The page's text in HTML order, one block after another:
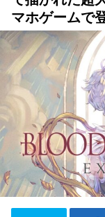
マホゲームで